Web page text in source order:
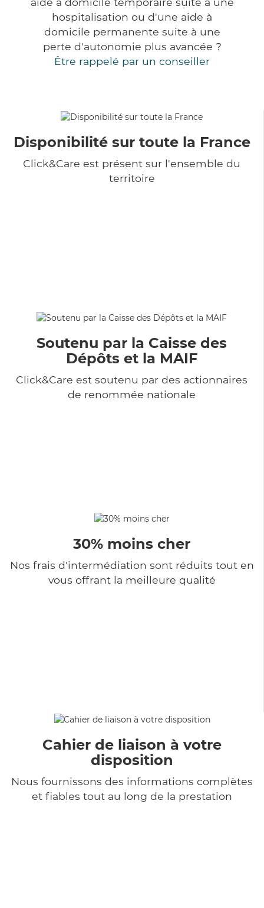
hospitalisation ou d'une aide à
domicile permanente suite à une
perte d'autonomie plus avancée ?
Être rappelé par un conseiller
Disponibilité sur toute la France
Click&Care est présent sur l'ensemble du
territoire
Soutenu par la Caisse des
Dépôts et la MAIF
Click&Care est soutenu par des actionnaires
de renommée nationale
30% moins cher
Nos frais d'intermédiation sont réduits tout en
vous offrant la meilleure qualité
Cahier de liaison à votre
disposition
Nous fournissons des informations complètes
et fiables tout au long de la prestation